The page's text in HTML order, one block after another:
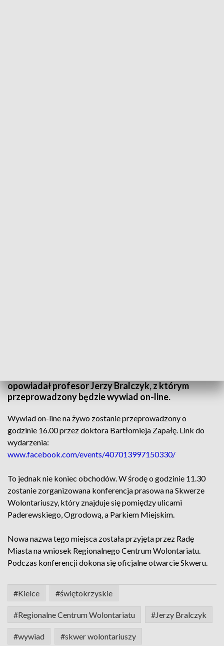
opowiadał profesor Jerzy Bralczyk, z którym
przeprowadzony będzie wywiad on-line.
Wywiad on-line na żywo zostanie przeprowadzony o
godzinie 16.00 przez doktora Bartłomieja Zapałę. Link do
wydarzenia:
www.facebook.com/events/407013997150330/
To jednak nie koniec obchodów. W środę o godzinie 11.30
zostanie zorganizowana konferencja prasowa na Skwerze
Wolontariuszy, który znajduje się pomiędzy ulicami
Paderewskiego, Ogrodową, a Parkiem Miejskim.
Nowa nazwa tego miejsca została przyjęta przez Radę
Miasta na wniosek Regionalnego Centrum Wolontariatu.
Podczas konferencji dokona się oficjalne otwarcie Skweru.
#Kielce #świętokrzyskie
#Regionalne Centrum Wolontariatu #Jerzy Bralczyk
#wywiad #skwer wolontariuszy